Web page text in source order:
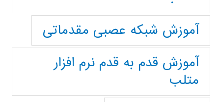
آموزش شبکه عصبی مقدماتی
آموزش قدم به قدم نرم افزار
متلب